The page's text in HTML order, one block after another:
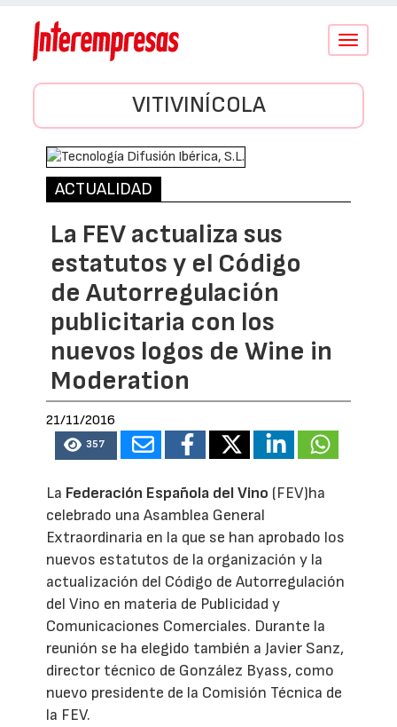
Conmutar
VITIVINÍCOLA
ACTUALIDAD
La FEV actualiza sus
estatutos y el Código
de Autorregulación
publicitaria con los
nuevos logos de Wine in
Moderation
21/11/2016
357
La Federación Española del Vino (FEV)ha
celebrado una Asamblea General
Extraordinaria en la que se han aprobado los
nuevos estatutos de la organización y la
actualización del Código de Autorregulación
del Vino en materia de Publicidad y
Comunicaciones Comerciales. Durante la
reunión se ha elegido también a Javier Sanz,
director técnico de González Byass, como
nuevo presidente de la Comisión Técnica de
la FEV.